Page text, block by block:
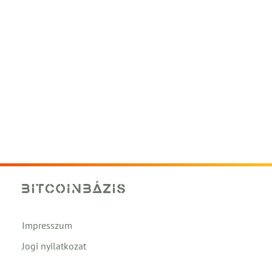
Impresszum
Jogi nyilatkozat